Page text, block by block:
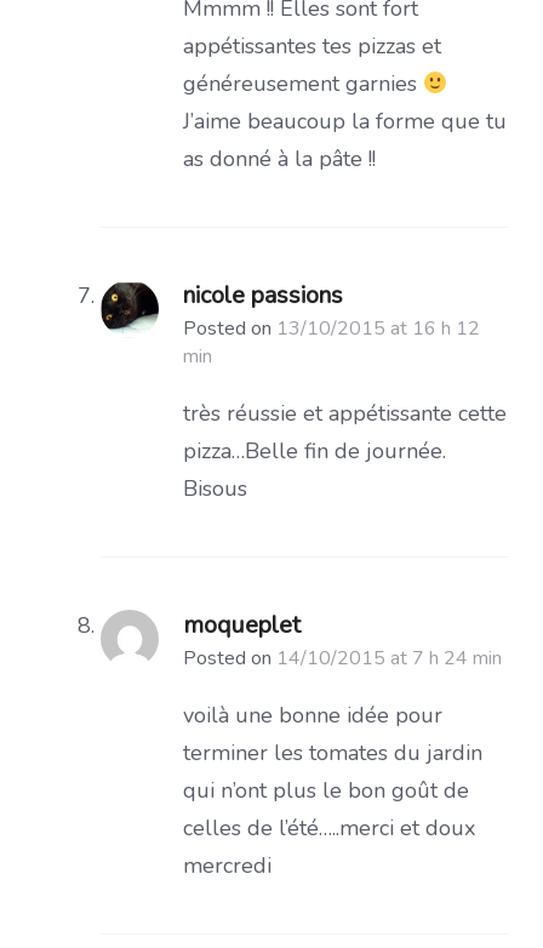
Mmmm !! Elles sont fort
appétissantes tes pizzas et
généreusement garnies
J’aime beaucoup la forme que tu
as donné à la pâte !!
nicole passions
Posted on 13/10/2015 at 16 h 12
min
très réussie et appétissante cette
pizza…Belle fin de journée.
Bisous
moqueplet
Posted on 14/10/2015 at 7 h 24 min
voilà une bonne idée pour
terminer les tomates du jardin
qui n’ont plus le bon goût de
celles de l’été…..merci et doux
mercredi